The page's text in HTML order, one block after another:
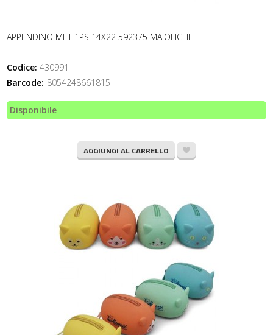
APPENDINO MET 1PS 14X22 592375 MAIOLICHE
Codice: 430991
Barcode: 8054248661815
Disponibile
AGGIUNGI AL CARRELLO